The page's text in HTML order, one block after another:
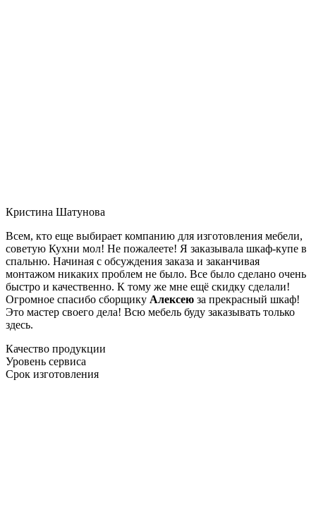
Кристина Шатунова
Всем, кто еще выбирает компанию для изготовления мебели,
советую Кухни мол! Не пожалеете! Я заказывала шкаф-купе в
спальню. Начиная с обсуждения заказа и заканчивая
монтажом никаких проблем не было. Все было сделано очень
быстро и качественно. К тому же мне ещё скидку сделали!
Огромное спасибо сборщику Алексею за прекрасный шкаф!
Это мастер своего дела! Всю мебель буду заказывать только
здесь.
Качество продукции
Уровень сервиса
Срок изготовления